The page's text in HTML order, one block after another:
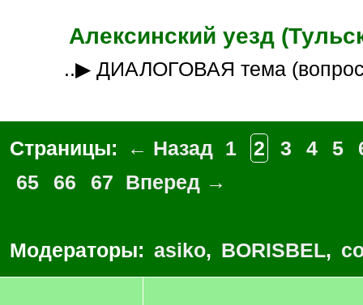
Алексинский уезд
..▶ ДИАЛОГОВАЯ тема
Страницы: ← Назад 1 2 3 4 5
65
66 67 Вперед →
Модераторы: asiko, BORISBEL,